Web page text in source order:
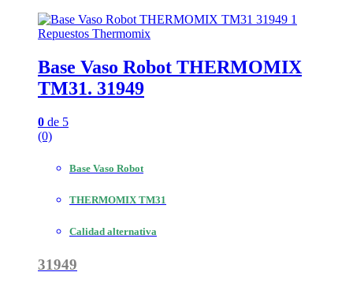
Repuestos Thermomix
Base Vaso Robot THERMOMIX
TM31. 31949
0 de 5
(0)
Base Vaso Robot
THERMOMIX TM31
Calidad alternativa
31949